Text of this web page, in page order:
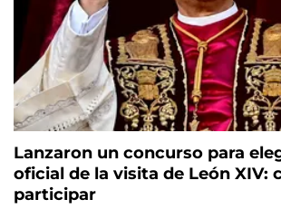
Lanzaron un concurso para
oficial de la visita de León XIV:
participar